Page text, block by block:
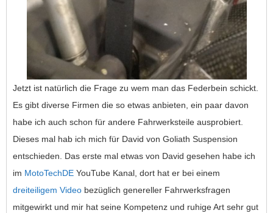
Jetzt ist natürlich die Frage zu wem man das Federbein schickt.
Es gibt diverse Firmen die so etwas anbieten, ein paar davon
habe ich auch schon für andere Fahrwerksteile ausprobiert.
Dieses mal hab ich mich für David von Goliath Suspension
entschieden. Das erste mal etwas von David gesehen habe ich
im MotoTechDE YouTube Kanal, dort hat er bei einem
dreiteiligem Video bezüglich genereller Fahrwerksfragen
mitgewirkt und mir hat seine Kompetenz und ruhige Art sehr gut